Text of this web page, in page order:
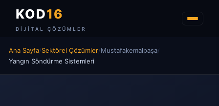
KOD16
DIJITAL ÇÖZÜMLER
Ana Sayfa/Sektörel Çözümler/Mustafakemalpaşa/
Yangın Söndürme Sistemleri